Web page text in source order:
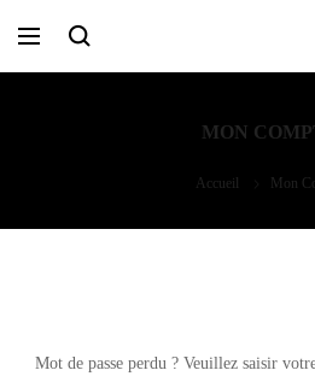
MON
Accueil Mon
Mot de passe perdu ? Veuillez saisir